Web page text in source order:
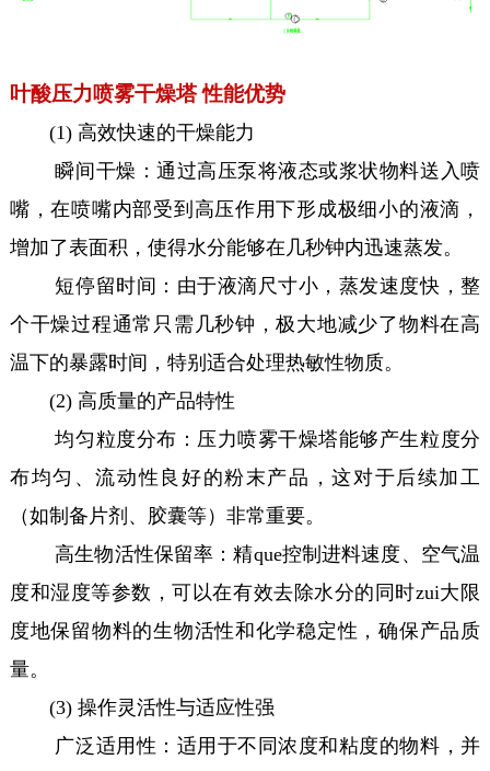
叶酸压力喷雾干燥塔 性能优势
(1) 高效快速的干燥能力
瞬间干燥：通过高压泵将液态或浆状物料送入喷
嘴，在喷嘴内部受到高压作用下形成极细小的液滴，
增加了表面积，使得水分能够在几秒钟内迅速蒸发。
短停留时间：由于液滴尺寸小，蒸发速度快，整
个干燥过程通常只需几秒钟，极大地减少了物料在高
温下的暴露时间，特别适合处理热敏性物质。
(2) 高质量的产品特性
均匀粒度分布：压力喷雾干燥塔能够产生粒度分
布均匀、流动性良好的粉末产品，这对于后续加工
（如制备片剂、胶囊等）非常重要。
高生物活性保留率：精que控制进料速度、空气温
度和湿度等参数，可以在有效去除水分的同时zui大限
度地保留物料的生物活性和化学稳定性，确保产品质
量。
(3) 操作灵活性与适应性强
广泛适用性：适用于不同浓度和粘度的物料，并